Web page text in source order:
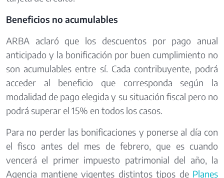
Beneficios no acumulables
ARBA aclaró que los descuentos por pago anual
anticipado y la bonificación por buen cumplimiento no
son acumulables entre sí. Cada contribuyente, podrá
acceder al beneficio que corresponda según la
modalidad de pago elegida y su situación fiscal pero no
podrá superar el 15% en todos los casos.
Para no perder las bonificaciones y ponerse al día con
el fisco antes del mes de febrero, que es cuando
vencerá el primer impuesto patrimonial del año, la
Agencia mantiene vigentes distintos tipos de Planes